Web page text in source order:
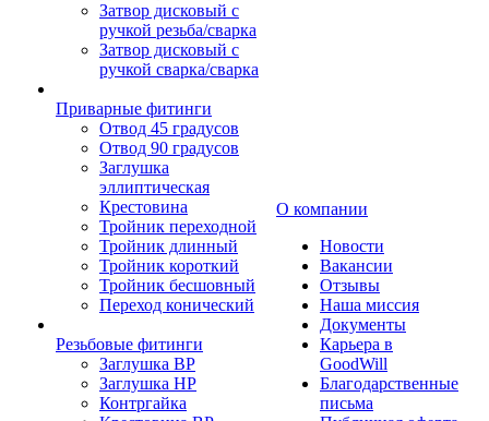
Затвор дисковый с
ручкой резьба/сварка
Затвор дисковый с
ручкой сварка/сварка
Приварные фитинги
Отвод 45 градусов
Отвод 90 градусов
Заглушка
эллиптическая
Крестовина
Тройник переходной
Тройник длинный
Тройник короткий
Тройник бесшовный
Переход конический
Резьбовые фитинги
Заглушка ВР
Заглушка НР
Контргайка
О компании
Новости
Вакансии
Отзывы
Наша миссия
Документы
Карьера в
GoodWill
Благодарственные
письма